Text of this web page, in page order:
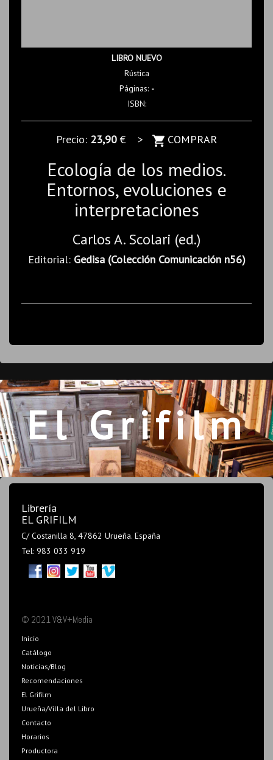
LIBRO NUEVO
Rústica
Páginas: -
ISBN:
Precio: 23,90€ > COMPRAR
Ecología de los medios.
Entornos, evoluciones e
interpretaciones
Carlos A. Scolari (ed.)
Editorial: Gedisa (Colección Comunicación n56)
El Grifilm
Librería
EL GRIFILM
C/ Costanilla 8, 47862 Urueña. España
Tel: 983 033 919
© 2021 V&V+Media
Inicio
Catálogo
Noticias/Blog
Recomendaciones
El Grifilm
Urueña/Villa del Libro
Contacto
Horarios
Productora